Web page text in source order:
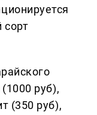
сорт
руб),
(350 руб),